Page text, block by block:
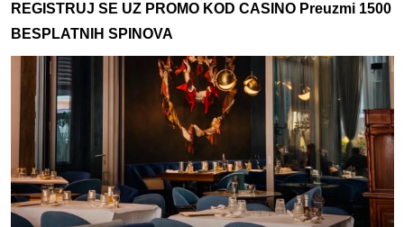
REGISTRUJ SE UZ PROMO KOD CASINO Preuzmi 1500
BESPLATNIH SPINOVA